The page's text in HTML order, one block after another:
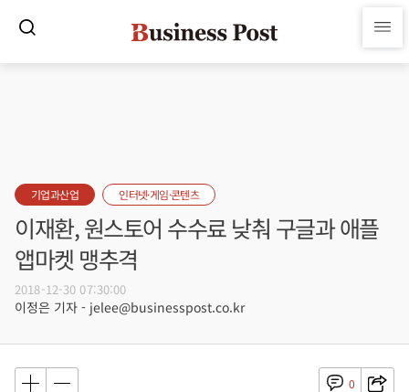
기업과산업 인터넷·게임·콘텐츠
이재환, 원스토어 수수료 낮춰 구글과 애플
앱마켓 맹추격
2018-12-30 07:30:00
이정은 기자 - jelee@businesspost.co.kr
0